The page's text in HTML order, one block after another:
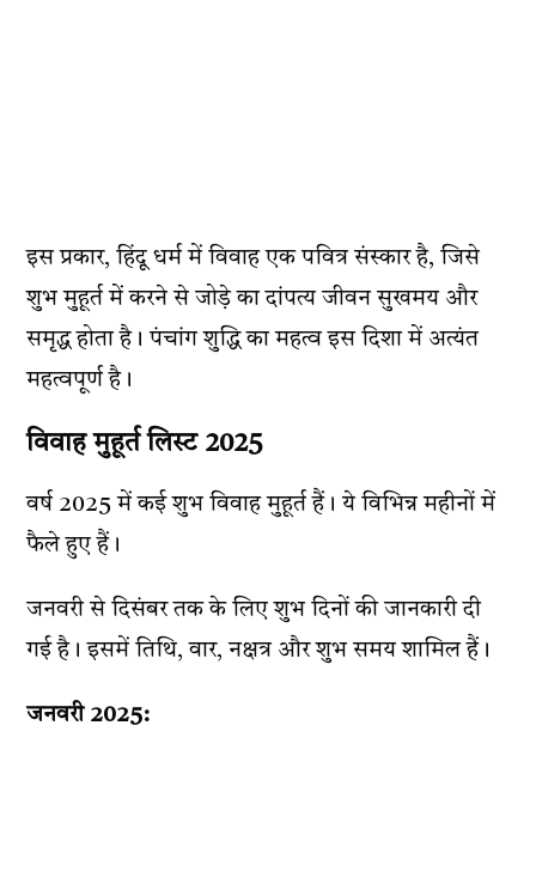
इस प्रकार, हिंदू धर्म में विवाह एक पवित्र संस्कार है, जिसे
शुभ मुहूर्त में करने से जोड़े का दांपत्य जीवन सुखमय और
समृद्ध होता है। पंचांग शुद्धि का महत्व इस दिशा में अत्यंत
महत्वपूर्ण है।
विवाह मुहूर्त लिस्ट 2025
वर्ष 2025 में कई शुभ विवाह मुहूर्त हैं। ये विभिन्न महीनों में
फैले हुए हैं।
जनवरी से दिसंबर तक के लिए शुभ दिनों की जानकारी दी
गई है। इसमें तिथि, वार, नक्षत्र और शुभ समय शामिल हैं।
जनवरी 2025: